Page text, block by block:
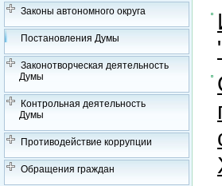
Законы автономного округа
Постановления Думы
Законотворческая деятельность
Думы
Контрольная деятельность
Думы
Противодействие коррупции
Обращения граждан